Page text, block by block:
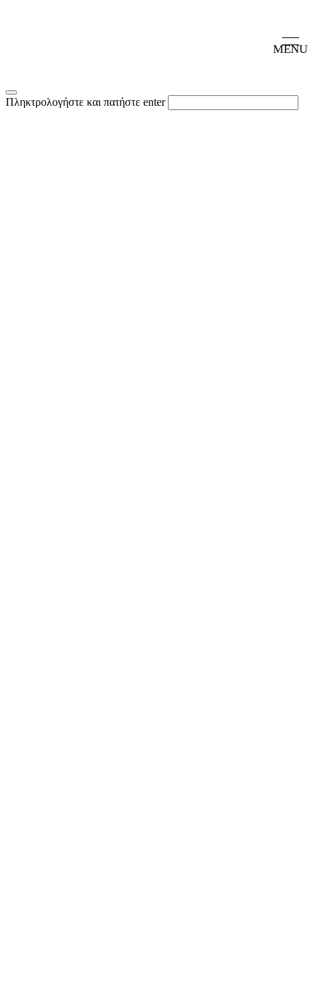
Πληκτρολογήστε και πατήστε enter
MENU